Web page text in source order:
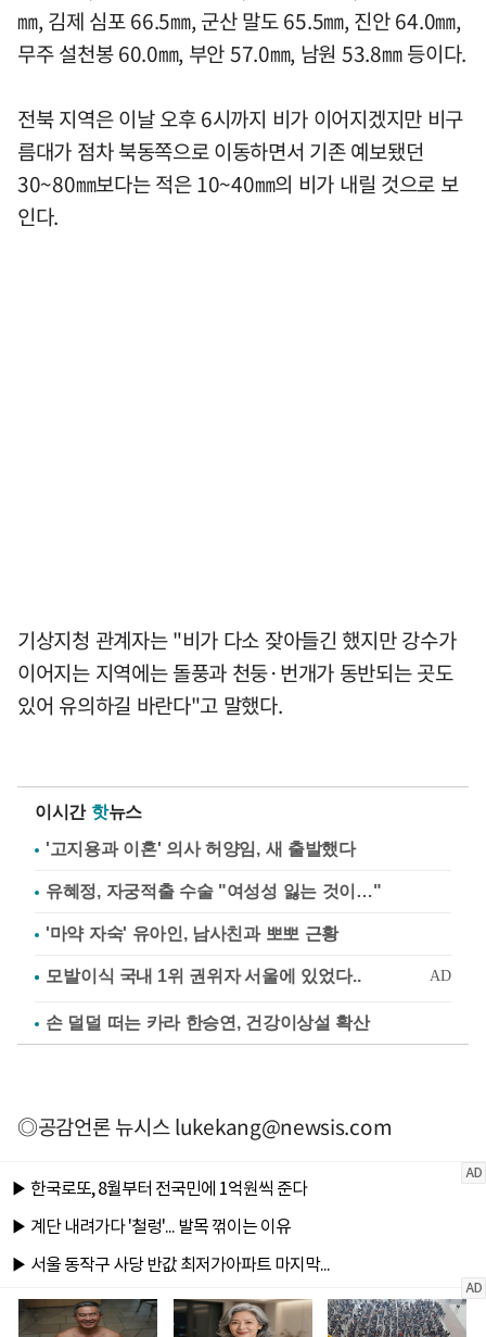
㎜, 김제 심포 66.5㎜, 군산 말도 65.5㎜, 진안 64.0㎜,
무주 설천봉 60.0㎜, 부안 57.0㎜, 남원 53.8㎜ 등이다.
전북 지역은 이날 오후 6시까지 비가 이어지겠지만 비구
름대가 점차 북동쪽으로 이동하면서 기존 예보됐던
30~80㎜보다는 적은 10~40㎜의 비가 내릴 것으로 보
인다.
기상지청 관계자는 "비가 다소 잦아들긴 했지만 강수가
이어지는 지역에는 돌풍과 천둥·번개가 동반되는 곳도
있어 유의하길 바란다"고 말했다.
이시간 핫뉴스
'고지용과 이혼' 의사 허양임, 새 출발했다
유혜정, 자궁적출 수술 "여성성 잃는 것이…"
'마약 자숙' 유아인, 남사친과 뽀뽀 근황
손 덜덜 떠는 카라 한승연, 건강이상설 확산
◎공감언론 뉴시스lukekang@newsis.com